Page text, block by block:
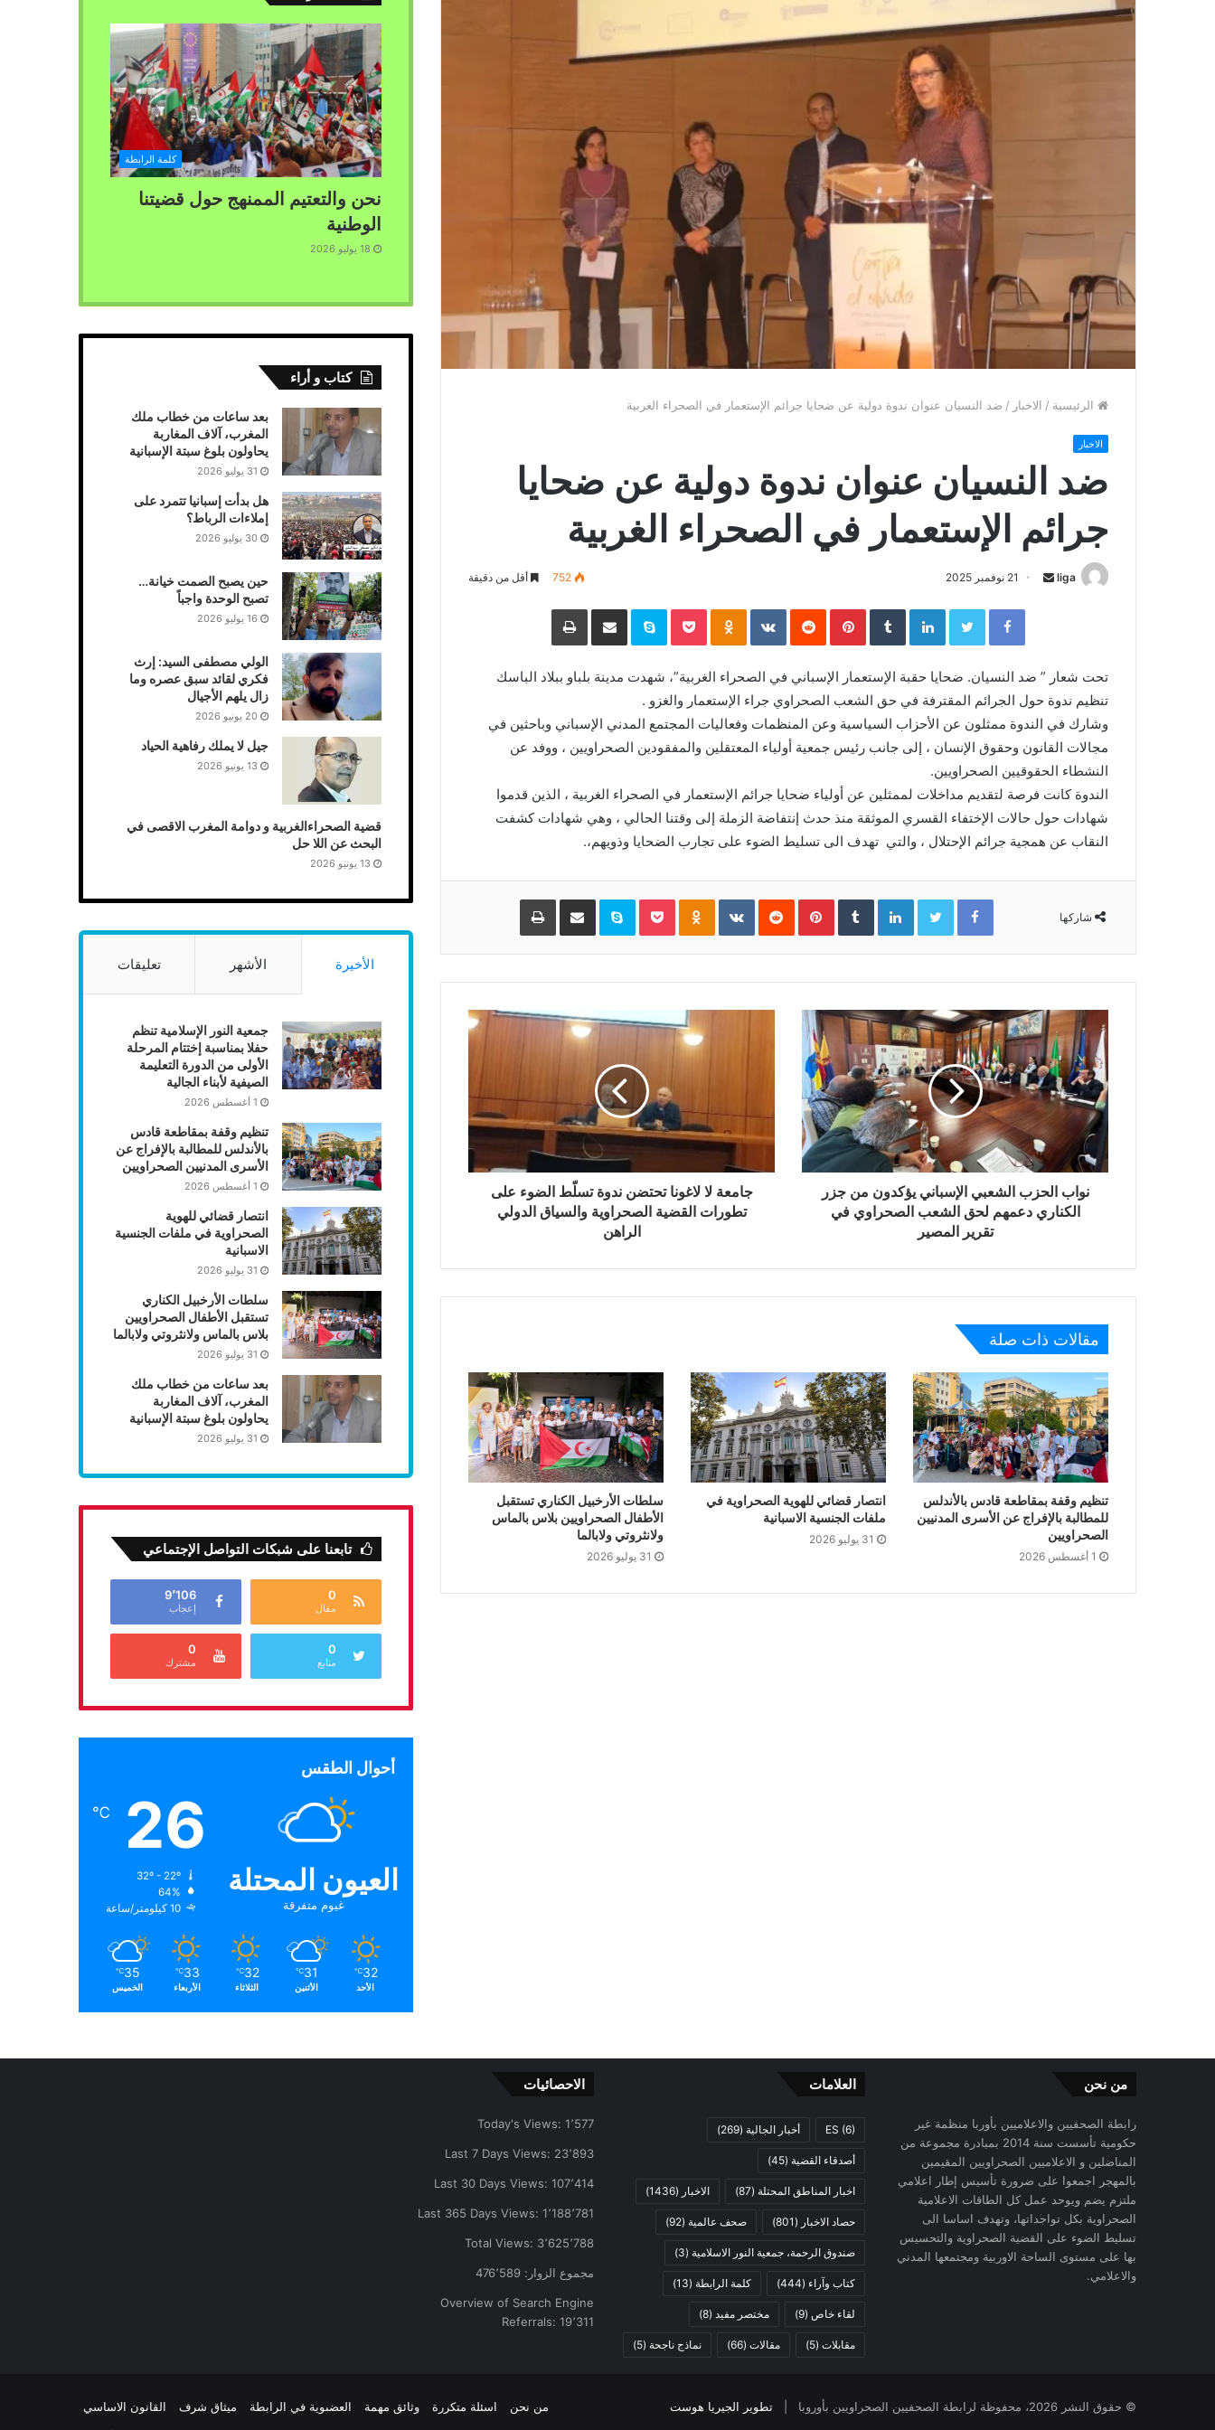
الرئيسية / الاخبار / ضد النسيان عنوان ندوة دولية عن ضحايا جرائم الإستعمار في الصحراء الغربية
الاخبار
ضد النسيان عنوان ندوة دولية عن ضحايا
جرائم الإستعمار في الصحراء الغربية
liga
e
m
a
i
21 نوفمبر 2025 752 أقل من دقيقة
Facebook
Twitter
LinkedIn
‏Tumblr
Pinterest
‏Reddit
‏VKontakte
Pocket
Skype مشاركة عبر البريد
تحت شعار ” ضد النسيان. ضحايا حقبة الإستعمار الإسباني في الصحراء الغربية”، شهدت مدينة بلباو ببلاد الباسك
تنظيم ندوة حول الجرائم المقترفة في حق الشعب الصحراوي جراء الإستعمار والغزو .
وشارك في الندوة ممثلون عن الأحزاب السياسية وعن المنظمات وفعاليات المجتمع المدني الإسباني وباحثين في
مجالات القانون وحقوق الإنسان ، إلى جانب رئيس جمعية أولياء المعتقلين والمفقودين الصحراويين ، ووفد عن
النشطاء الحقوقيين الصحراويين.
الندوة كانت فرصة لتقديم مداخلات لممثلين عن أولياء ضحايا جرائم الإستعمار في الصحراء الغربية ، الذين قدموا
شهادات حول حالات الإختفاء القسري الموثقة منذ حدث إنتفاضة الزملة إلى وقتنا الحالي ، وهي شهادات كشفت
النقاب عن همجية جرائم الإحتلال ، والتي تهدف الى تسليط الضوء على تجارب الضحايا وذويهم،.
شاركها
Facebook
Twitter
LinkedIn
‏Tumblr
Pinterest
‏Reddit
‏VKontakte
Pocket
Skype مشاركة عبر البريد
نواب الحزب الشعبي الإسباني يؤكدون من جزر
الكناري دعمهم لحق الشعب الصحراوي في
تقرير المصير
جامعة لا لاغونا تحتضن ندوة تسلّط الضوء على
تطورات القضية الصحراوية والسياق الدولي
الراهن
مقالات ذات صلة
تنظيم وقفة بمقاطعة قادس بالأندلس
للمطالبة بالإفراج عن الأسرى المدنيين
الصحراويين
1 أغسطس 2026
انتصار قضائي للهوية الصحراوية في
ملفات الجنسية الاسبانية
31 يوليو 2026
سلطات الأرخبيل الكناري تستقبل
الأطفال الصحراويين بلاس بالماس
ولانثروتي ولابالما
31 يوليو 2026
كلمة الرابطة
نحن والتعتيم الممنهج حول قضيتنا
الوطنية
18 يوليو 2026
كتاب و أراء
بعد ساعات من خطاب ملك
المغرب، آلاف المغاربة
يحاولون بلوغ سبتة الإسبانية
31 يوليو 2026
هل بدأت إسبانيا تتمرد على
إملاءات الرباط؟
30 يوليو 2026
حين يصبح الصمت خيانة…
تصبح الوحدة واجباً
16 يوليو 2026
الولي مصطفى السيد: إرث
فكري لقائد سبق عصره وما
زال يلهم الأجيال
20 يونيو 2026
جيل لا يملك رفاهية الحياد
13 يونيو 2026
قضية الصحراءالغربية و دوامة المغرب الاقصى في
البحث عن اللا حل
13 يونيو 2026
الأخيرة الأشهر تعليقات
جمعية النور الإسلامية تنظم
حفلا بمناسبة إختتام المرحلة
الأولى من الدورة التعليمة
الصيفية لأبناء الجالية
1 أغسطس 2026
تنظيم وقفة بمقاطعة قادس
بالأندلس للمطالبة بالإفراج عن
الأسرى المدنيين الصحراويين
1 أغسطس 2026
انتصار قضائي للهوية
الصحراوية في ملفات الجنسية
الاسبانية
31 يوليو 2026
سلطات الأرخبيل الكناري
تستقبل الأطفال الصحراويين
بلاس بالماس ولانثروتي ولابالما
31 يوليو 2026
بعد ساعات من خطاب ملك
المغرب، آلاف المغاربة
يحاولون بلوغ سبتة الإسبانية
31 يوليو 2026
تابعنا على شبكات التواصل الإجتماعي
0
مقال
9٬106
إعجاب
0
متابع
0
مشترك
أحوال الطقس
العيون المحتلة
غيوم متفرقة
26
℃
64%
10 كيلومتر/ساعة
32
℃
الأحد
31
℃
الأثنين
32
℃
الثلاثاء
33
℃
الأربعاء
35
℃
الخميس
من نحن
رابطة الصحفيين والاعلاميين بأوربا منظمة غير
حكومية تأسست سنة 2014 بمبادرة مجموعة من
المناضلين و الاعلاميين الصحراويين المقيمين
بالمهجر اجمعوا على ضرورة تأسيس إطار اعلامي
ملتزم يضم ويوحد عمل كل الطاقات الاعلامية
الصحراوية بكل تواجداتها، وتهدف اساسا الى
تسليط الضوء على القضية الصحراوية والتحسيس
بها على مستوى الساحة الاوربية ومجتمعها المدني
والاعلامي.
العلامات
ES (6) أخبار الجالية (269)
أصدقاء القضية (45)
اخبار المناطق المحتلة (87) الاخبار (1436)
حصاد الاخبار (801) صحف عالمية (92)
صندوق الرحمة، جمعية النور الاسلامية (3)
كتاب وآراء (444) كلمة الرابطة (13)
لقاء خاص (9) مختصر مفيد (8)
مقابلات (5) مقالات (66) نماذج ناجحة (5)
الاحصائيات
Today's Views: 1٬577
Last 7 Days Views: 23٬893
Last 30 Days Views: 107٬414
Last 365 Days Views: 1٬188٬781
Total Views: 3٬625٬788
مجموع الزوار: 476٬589
Overview of Search Engine
Referrals: 19٬311
© حقوق النشر 2026، محفوظة لرابطة الصحفيين الصحراويين بأوروبا | تطوير الجيريا هوست من نحن اسئلة متكررة وثائق مهمة العضىوية في الرابطة ميثاق شرف
القانون الاساسي